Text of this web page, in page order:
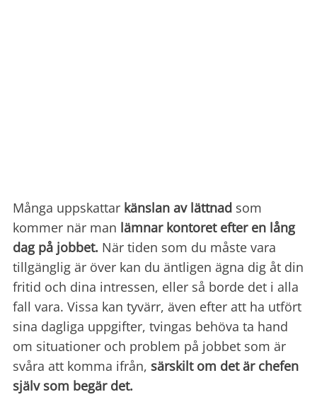
Många uppskattar känslan av lättnad som
kommer när man lämnar kontoret efter en lång
dag på jobbet. När tiden som du måste vara
tillgänglig är över kan du äntligen ägna dig åt din
fritid och dina intressen, eller så borde det i alla
fall vara. Vissa kan tyvärr, även efter att ha utfört
sina dagliga uppgifter, tvingas behöva ta hand
om situationer och problem på jobbet som är
svåra att komma ifrån, särskilt om det är chefen
själv som begär det.